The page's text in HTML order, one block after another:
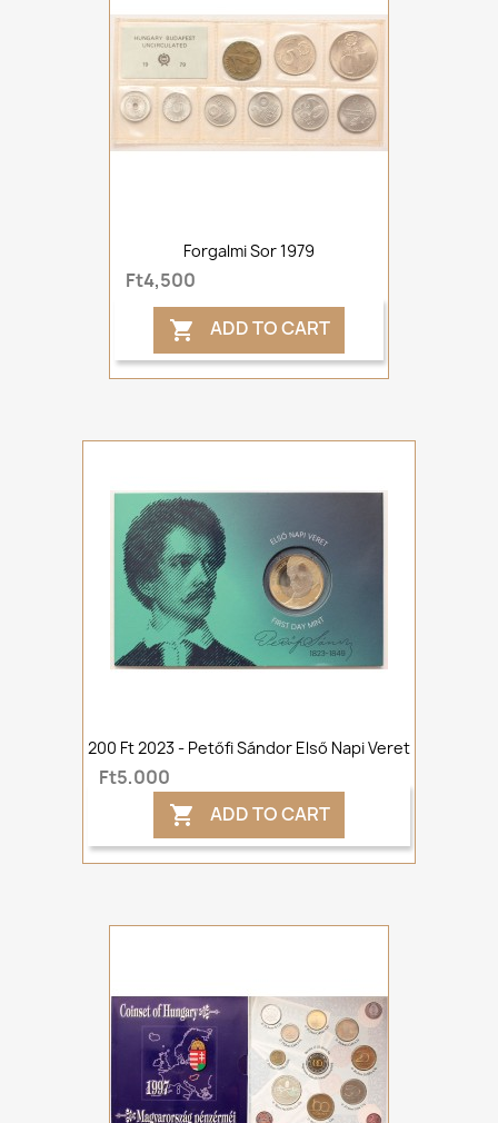
Forgalmi Sor 1979
Ft4,500
 ADD TO CART
200 Ft 2023 - Petőfi Sándor Első Napi Veret
Ft5,000
 ADD TO CART